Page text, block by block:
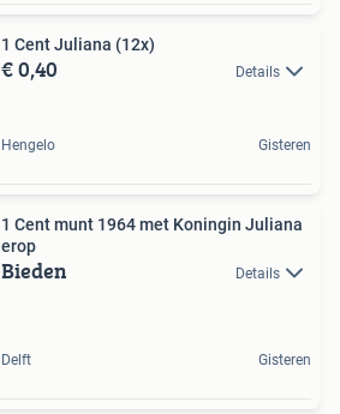
1 Cent Juliana (12x)
€ 0,40 Details
Hengelo Gisteren
1 Cent munt 1964 met Koningin Juliana
erop
Bieden Details
Delft Gisteren